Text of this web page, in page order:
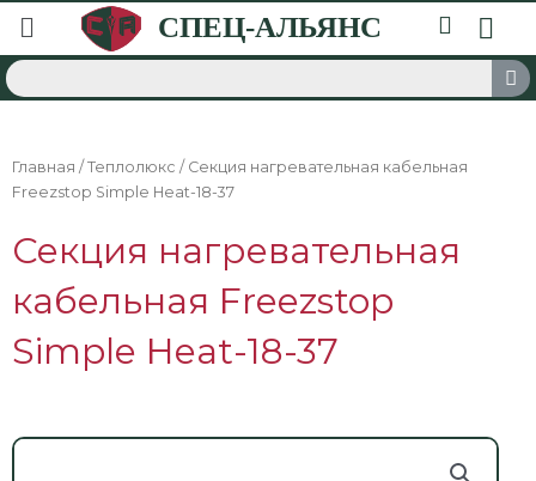
Главная / Теплолюкс / Секция нагревательная кабельная
Freezstop Simple Heat-18-37
Секция нагревательная
кабельная Freezstop
Simple Heat-18-37